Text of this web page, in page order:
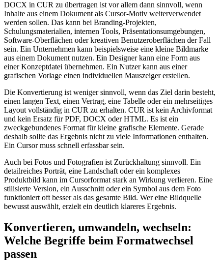
DOCX in CUR zu übertragen ist vor allem dann sinnvoll, wenn
Inhalte aus einem Dokument als Cursor-Motiv weiterverwendet
werden sollen. Das kann bei Branding-Projekten,
Schulungsmaterialien, internen Tools, Präsentationsumgebungen,
Software-Oberflächen oder kreativen Benutzeroberflächen der Fall
sein. Ein Unternehmen kann beispielsweise eine kleine Bildmarke
aus einem Dokument nutzen. Ein Designer kann eine Form aus
einer Konzeptdatei übernehmen. Ein Nutzer kann aus einer
grafischen Vorlage einen individuellen Mauszeiger erstellen.
Die Konvertierung ist weniger sinnvoll, wenn das Ziel darin besteht,
einen langen Text, einen Vertrag, eine Tabelle oder ein mehrseitiges
Layout vollständig in CUR zu erhalten. CUR ist kein Archivformat
und kein Ersatz für PDF, DOCX oder HTML. Es ist ein
zweckgebundenes Format für kleine grafische Elemente. Gerade
deshalb sollte das Ergebnis nicht zu viele Informationen enthalten.
Ein Cursor muss schnell erfassbar sein.
Auch bei Fotos und Fotografien ist Zurückhaltung sinnvoll. Ein
detailreiches Porträt, eine Landschaft oder ein komplexes
Produktbild kann im Cursorformat stark an Wirkung verlieren. Eine
stilisierte Version, ein Ausschnitt oder ein Symbol aus dem Foto
funktioniert oft besser als das gesamte Bild. Wer eine Bildquelle
bewusst auswählt, erzielt ein deutlich klareres Ergebnis.
Konvertieren, umwandeln, wechseln:
Welche Begriffe beim Formatwechsel
passen